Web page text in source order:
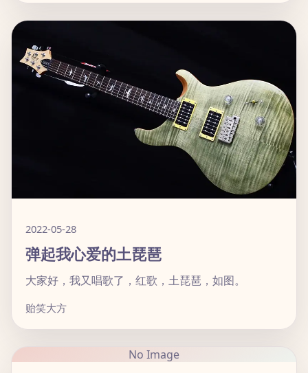
2022-05-28
弹起我心爱的土琵琶
大家好，我又唱歌了，红歌，土琵琶，如图。
贻笑大方
No Image